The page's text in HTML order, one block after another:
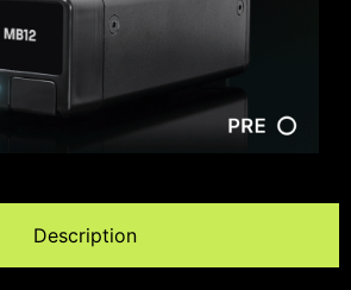
Description